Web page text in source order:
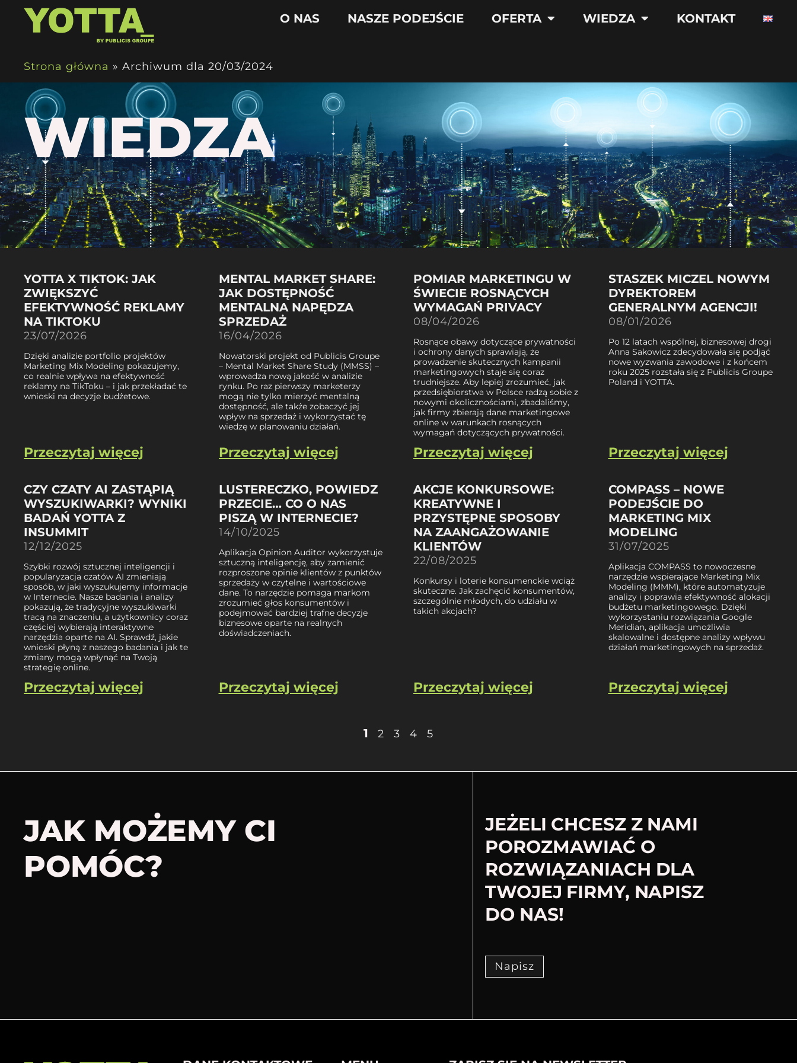
O NAS NASZE PODEJŚCIE OFERTA WIEDZA KONTAKT
Strona główna »Archiwum dla 20/03/2024
WIEDZA
YOTTA X TIKTOK: JAK
ZWIĘKSZYĆ
EFEKTYWNOŚĆ REKLAMY
NA TIKTOKU
23/07/2026
Dzięki analizie portfolio projektów
Marketing Mix Modeling pokazujemy,
co realnie wpływa na efektywność
reklamy na TikToku – i jak przekładać te
wnioski na decyzje budżetowe.
Przeczytaj więcej
MENTAL MARKET SHARE:
JAK DOSTĘPNOŚĆ
MENTALNA NAPĘDZA
SPRZEDAŻ
16/04/2026
Nowatorski projekt od Publicis Groupe
– Mental Market Share Study (MMSS) –
wprowadza nową jakość w analizie
rynku. Po raz pierwszy marketerzy
mogą nie tylko mierzyć mentalną
dostępność, ale także zobaczyć jej
wpływ na sprzedaż i wykorzystać tę
wiedzę w planowaniu działań.
Przeczytaj więcej
POMIAR MARKETINGU W
ŚWIECIE ROSNĄCYCH
WYMAGAŃ PRIVACY
08/04/2026
Rosnące obawy dotyczące prywatności
i ochrony danych sprawiają, że
prowadzenie skutecznych kampanii
marketingowych staje się coraz
trudniejsze. Aby lepiej zrozumieć, jak
przedsiębiorstwa w Polsce radzą sobie z
nowymi okolicznościami, zbadaliśmy,
jak firmy zbierają dane marketingowe
online w warunkach rosnących
wymagań dotyczących prywatności.
Przeczytaj więcej
STASZEK MICZEL NOWYM
DYREKTOREM
GENERALNYM AGENCJI!
08/01/2026
Po 12 latach wspólnej, biznesowej drogi
Anna Sakowicz zdecydowała się podjąć
nowe wyzwania zawodowe i z końcem
roku 2025 rozstała się z Publicis Groupe
Poland i YOTTA.
Przeczytaj więcej
CZY CZATY AI ZASTĄPIĄ
WYSZUKIWARKI? WYNIKI
BADAŃ YOTTA Z
INSUMMIT
12/12/2025
Szybki rozwój sztucznej inteligencji i
popularyzacja czatów AI zmieniają
sposób, w jaki wyszukujemy informacje
w Internecie. Nasze badania i analizy
pokazują, że tradycyjne wyszukiwarki
tracą na znaczeniu, a użytkownicy coraz
częściej wybierają interaktywne
narzędzia oparte na AI. Sprawdź, jakie
wnioski płyną z naszego badania i jak te
zmiany mogą wpłynąć na Twoją
strategię online.
Przeczytaj więcej
LUSTERECZKO, POWIEDZ
PRZECIE… CO O NAS
PISZĄ W INTERNECIE?
14/10/2025
Aplikacja Opinion Auditor wykorzystuje
sztuczną inteligencję, aby zamienić
rozproszone opinie klientów z punktów
sprzedaży w czytelne i wartościowe
dane. To narzędzie pomaga markom
zrozumieć głos konsumentów i
podejmować bardziej trafne decyzje
biznesowe oparte na realnych
doświadczeniach.
Przeczytaj więcej
AKCJE KONKURSOWE:
KREATYWNE I
PRZYSTĘPNE SPOSOBY
NA ZAANGAŻOWANIE
KLIENTÓW
22/08/2025
Konkursy i loterie konsumenckie wciąż
skuteczne. Jak zachęcić konsumentów,
szczególnie młodych, do udziału w
takich akcjach?
Przeczytaj więcej
COMPASS – NOWE
PODEJŚCIE DO
MARKETING MIX
MODELING
31/07/2025
Aplikacja COMPASS to nowoczesne
narzędzie wspierające Marketing Mix
Modeling (MMM), które automatyzuje
analizy i poprawia efektywność alokacji
budżetu marketingowego. Dzięki
wykorzystaniu rozwiązania Google
Meridian, aplikacja umożliwia
skalowalne i dostępne analizy wpływu
działań marketingowych na sprzedaż.
Przeczytaj więcej
1 2 3 4 5
JAK MOŻEMY CI
POMÓC?​
JEŻELI CHCESZ Z NAMI
POROZMAWIAĆ O
ROZWIĄZANIACH DLA
TWOJEJ FIRMY, NAPISZ
DO NAS!
Napisz